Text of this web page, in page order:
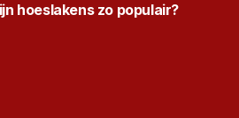
hoeslakens zo populair?